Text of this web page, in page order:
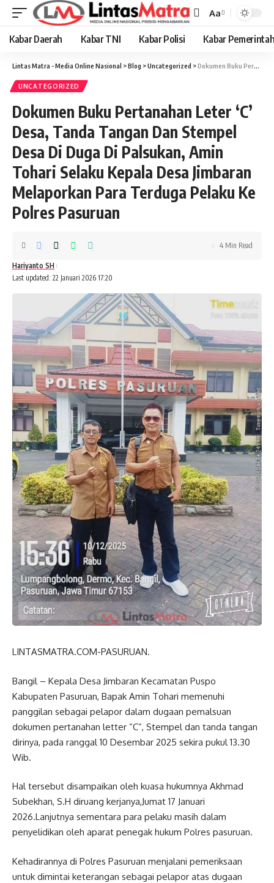
Font
Resizer
Aa
Kabar Daerah Kabar TNI Kabar Polisi Kabar
Lintas Matra - Media Online Nasional >Blog >Uncategorized >Dokumen Buku Pertanahan Leter ‘C’ Desa, Tanda Tangan Dan Stempel Desa Di Duga Di Palsukan, Amin Tohari Selaku Kepala Desa Jimbaran Melaporkan Para Terduga Pelaku Ke Polres Pasuruan
UNCATEGORIZED
Dokumen Buku Pertanahan Leter ‘C’
Desa, Tanda Tangan Dan Stempel
Desa Di Duga Di Palsukan, Amin
Tohari Selaku Kepala Desa Jimbaran
Melaporkan Para Terduga Pelaku Ke
Polres Pasuruan
Last updated: 22 Januari 2026 17:20
Hariyanto SH
4 Min Read
LINTASMATRA.COM-PASURUAN.
Bangil – Kepala Desa Jimbaran Kecamatan Puspo
Kabupaten Pasuruan, Bapak Amin Tohari memenuhi
panggilan sebagai pelapor dalam dugaan pemalsuan
dokumen pertanahan letter “C”, Stempel dan tanda tangan
dirinya, pada ranggal 10 Desembar 2025 sekira pukul 13.30
Wib.
Hal tersebut disampaikan oleh kuasa hukumnya Akhmad
Subekhan, S.H diruang kerjanya,Jumat 17 Januari
2026.Lanjutnya sementara para pelaku masih dalam
penyelidikan oleh aparat penegak hukum Polres pasuruan.
Kehadirannya di Polres Pasuruan menjalani pemeriksaan
untuk dimintai keterangan sebagai pelapor atas dugaan